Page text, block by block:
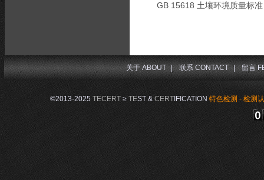
GB 15618 土壤环境质量标准
©2013-2025 TECERT≥ TEST & CERTIFICATION 特色检测 - 检测
关于 ABOUT | 联系 CONTACT | 留言